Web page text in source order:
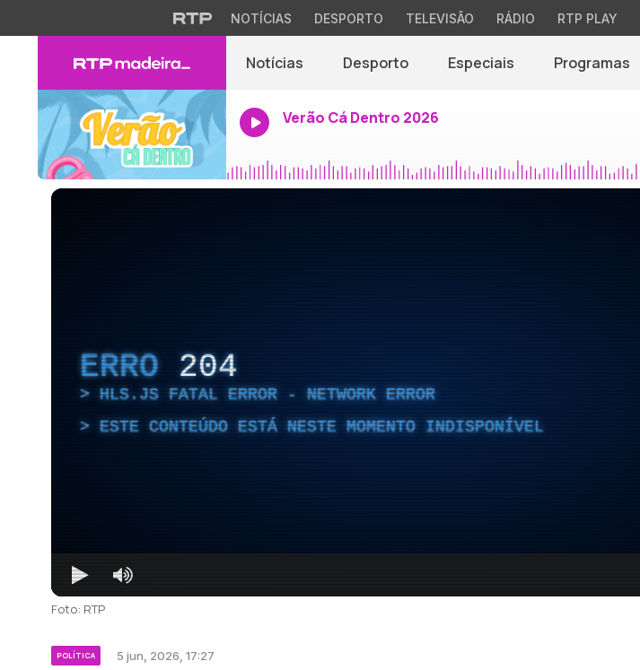
NOTÍCIAS DESPORTO TELEVISÃO RÁDIO RTP PLAY
Notícias Desporto Especiais Programas
Verão Cá Dentro 2026
ERRO 204
HLS.JS FATAL ERROR - NETWORK ERROR
ESTE CONTEÚDO ESTÁ NESTE MOMENTO INDISPONÍVEL
Foto: RTP
POLÍTICA 5 jun, 2026, 17:27